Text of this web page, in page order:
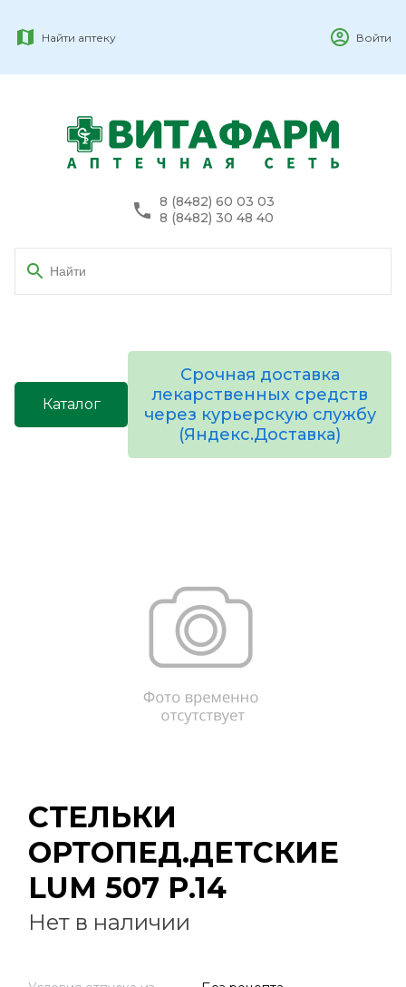
Найти аптеку Войти
8 (8482) 60 03 03
8 (8482) 30 48 40
Каталог
Срочная доставка
лекарственных средств
через курьерскую службу
(Яндекс.Доставка)
СТЕЛЬКИ
ОРТОПЕД.ДЕТСКИЕ
LUM 507 Р.14
Нет в наличии